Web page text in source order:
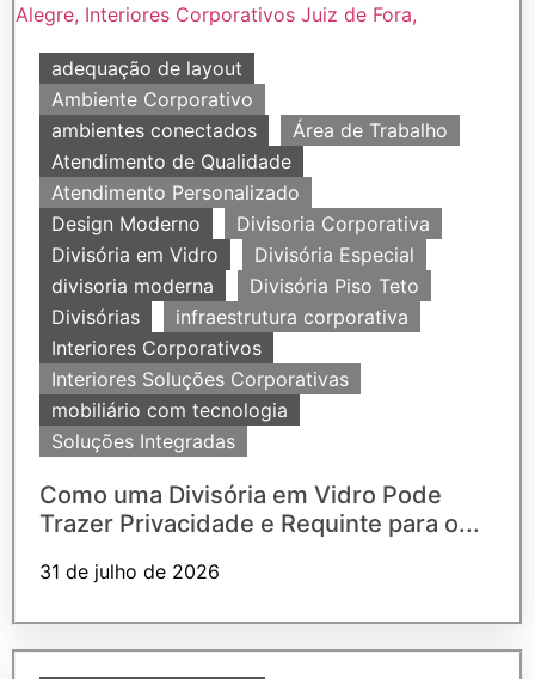
adequação de layout
Ambiente Corporativo
ambientes conectados
Área de Trabalho
Atendimento de Qualidade
Atendimento Personalizado
Design Moderno
Divisoria Corporativa
Divisória em Vidro
Divisória Especial
divisoria moderna
Divisória Piso Teto
Divisórias
infraestrutura corporativa
Interiores Corporativos
Interiores Soluções Corporativas
mobiliário com tecnologia
Soluções Integradas
Como uma Divisória em Vidro Pode
Trazer Privacidade e Requinte para o...
31 de julho de 2026